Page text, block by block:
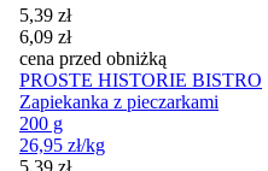
Cena promocyjna
5,39 zł
6,09 zł
cena przed obniżką
PROSTE HISTORIE BISTRO
Zapiekanka z pieczarkami
200 g
26,95 zł/kg
Cena promocyjna
5,39 zł